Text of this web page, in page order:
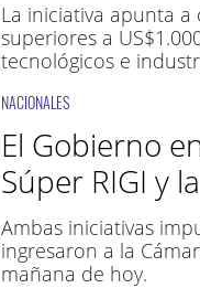
La iniciativa apunta
superiores a
tecnológicos e
NACIONALES
El Gobierno
Súper RIGI y
Ambas iniciativas
ingresaron a la
mañana de hoy.